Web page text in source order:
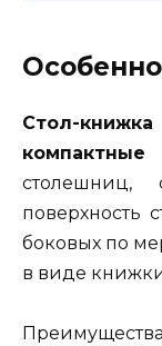
Стол-
столешниц,
поверхность
боковых по
в виде